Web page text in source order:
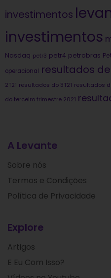
investimentos
investimentos
Nasdaq petr3 petr4 petrobras
operacional resultados
2T21 resultados do 3T21 resultados
do terceiro trimestre 2021
A Levante
Sobre nós
Termos e Condições
Política de Privacidade
Explore
Artigos
E Eu Com Isso?